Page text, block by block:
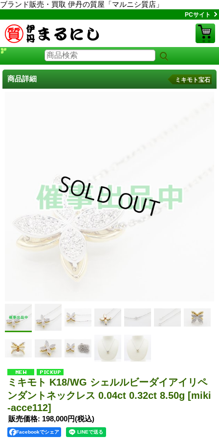
ブランド販売・買取 伊丹の質屋「マルニシ質店」
PCサイト
商品詳細 ミキモト宝石
ミキモト K18/WG シェルルビーダイアイリペ
ンダントネックレス 0.04ct 0.32ct 8.50g [miki
-acce112]
販売価格: 198,000円(税込)
Facebookでシェア